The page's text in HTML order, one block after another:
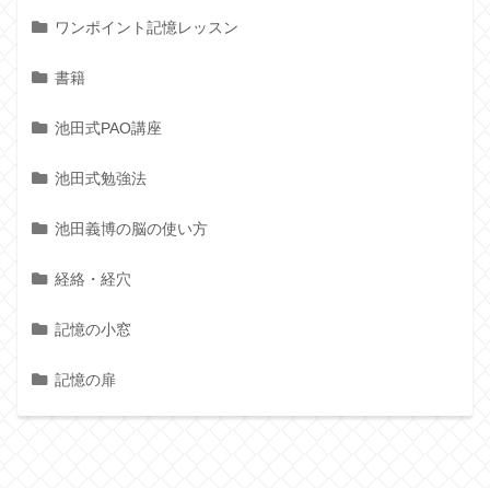
ワンポイント記憶レッスン
書籍
池田式PAO講座
池田式勉強法
池田義博の脳の使い方
経絡・経穴
記憶の小窓
記憶の扉